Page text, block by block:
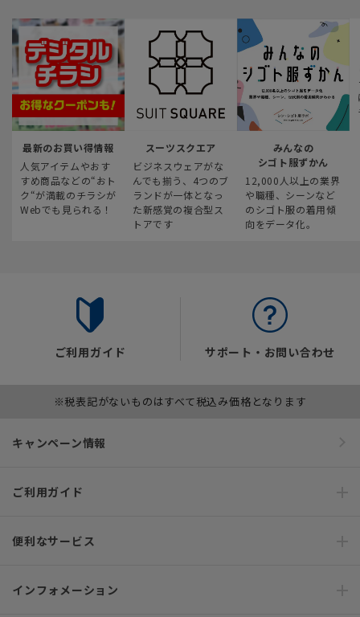
最新のお買い得情報
人気アイテムやおす
すめ商品などの“おト
ク“が満載のチラシが
Webでも見られる！
スーツスクエア
ビジネスウェアがな
んでも揃う、4つのブ
ランドが一体となっ
た新感覚の複合型ス
トアです
みんなの
シゴト服ずかん
12,000人以上の業界
や職種、シーンなど
のシゴト服の着用傾
向をデータ化。
ご利用ガイド サポート・お問い合わせ
※税表記がないものはすべて税込み価格となります
キャンペーン情報
ご利用ガイド
便利なサービス
インフォメーション